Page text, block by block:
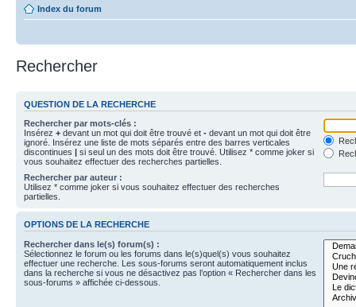
Index du forum
Rechercher
QUESTION DE LA RECHERCHE
Rechercher par mots-clés :
Insérez + devant un mot qui doit être trouvé et - devant un mot qui doit être
ignoré. Insérez une liste de mots séparés entre des barres verticales
discontinues | si seul un des mots doit être trouvé. Utilisez * comme joker si
vous souhaitez effectuer des recherches partielles.
Rechercher par auteur :
Utilisez * comme joker si vous souhaitez effectuer des recherches
partielles.
OPTIONS DE LA RECHERCHE
Rechercher dans le(s) forum(s) :
Sélectionnez le forum ou les forums dans le(s)quel(s) vous souhaitez
effectuer une recherche. Les sous-forums seront automatiquement inclus
dans la recherche si vous ne désactivez pas l’option « Rechercher dans les
sous-forums » affichée ci-dessous.